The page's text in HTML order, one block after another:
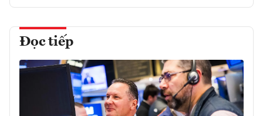
Đọc tiếp